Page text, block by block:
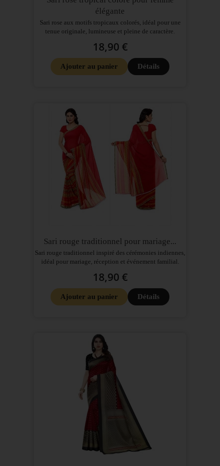
élégante
Sari rose aux motifs tropicaux colorés, idéal pour une
tenue originale, lumineuse et pleine de caractère.
18,90 €
Ajouter au panier Détails
Sari rouge traditionnel pour mariage...
Sari rouge traditionnel inspiré des cérémonies indiennes,
idéal pour mariage, réception et événement familial.
18,90 €
Ajouter au panier Détails